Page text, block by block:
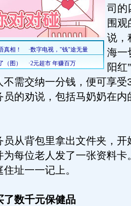
司的
围
说，
海一
阳红
不需交纳一分钱，便可享受
员的劝说，包括马奶奶在内
背包里拿出文件夹，开
为每位老人发了一张资料卡
址一一记上。
了数千元保健品